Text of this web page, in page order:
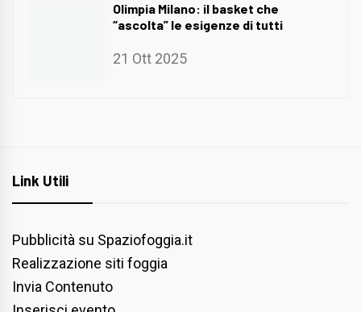
Olimpia Milano: il basket che
“ascolta” le esigenze di tutti
21 Ott 2025
Link Utili
Pubblicità su Spaziofoggia.it
Realizzazione siti foggia
Invia Contenuto